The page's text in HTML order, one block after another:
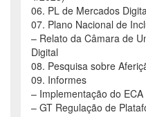
06. PL de Mercados
07. Plano Nacional de
– Relato da Câmara de
Digital
08. Pesquisa sobre
09. Informes
– Implementação do
– GT Regulação de